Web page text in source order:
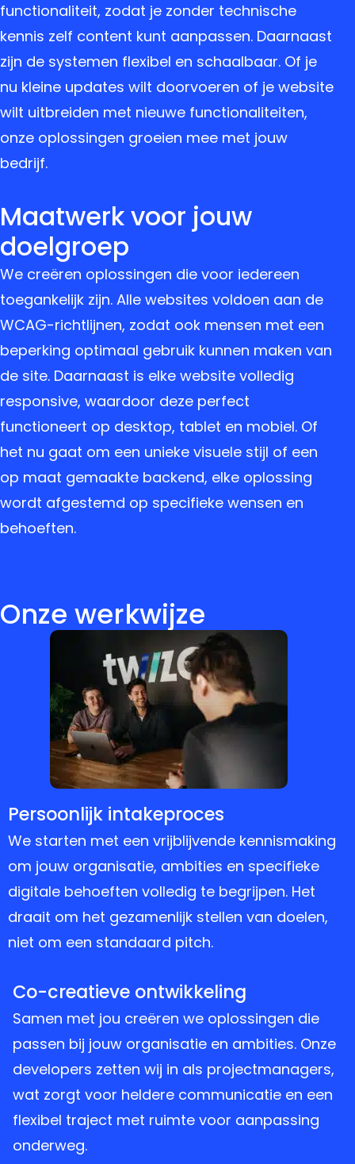
functionaliteit, zodat je zonder technische
kennis zelf content kunt aanpassen. Daarnaast
zijn de systemen flexibel en schaalbaar. Of je
nu kleine updates wilt doorvoeren of je website
wilt uitbreiden met nieuwe functionaliteiten,
onze oplossingen groeien mee met jouw
bedrijf.
Maatwerk voor jouw
doelgroep
We creëren oplossingen die voor iedereen
toegankelijk zijn. Alle websites voldoen aan de
WCAG-richtlijnen, zodat ook mensen met een
beperking optimaal gebruik kunnen maken van
de site. Daarnaast is elke website volledig
responsive, waardoor deze perfect
functioneert op desktop, tablet en mobiel. Of
het nu gaat om een unieke visuele stijl of een
op maat gemaakte backend, elke oplossing
wordt afgestemd op specifieke wensen en
behoeften.
Onze werkwijze
Persoonlijk intakeproces
We starten met een vrijblijvende kennismaking
om jouw organisatie, ambities en specifieke
digitale behoeften volledig te begrijpen. Het
draait om het gezamenlijk stellen van doelen,
niet om een standaard pitch.
Co-creatieve ontwikkeling
Samen met jou creëren we oplossingen die
passen bij jouw organisatie en ambities. Onze
developers zetten wij in als projectmanagers,
wat zorgt voor heldere communicatie en een
flexibel traject met ruimte voor aanpassing
onderweg.